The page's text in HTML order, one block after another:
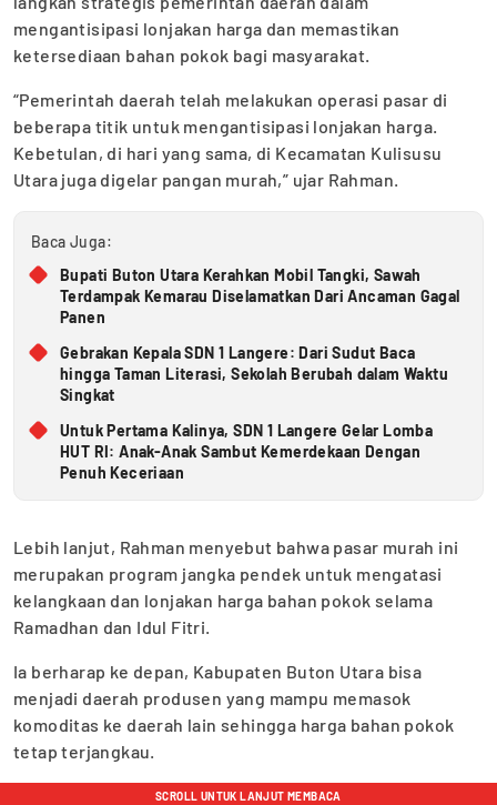
mengantisipasi lonjakan harga dan memastikan
ketersediaan bahan pokok bagi masyarakat.
“Pemerintah daerah telah melakukan operasi pasar di
beberapa titik untuk mengantisipasi lonjakan harga.
Kebetulan, di hari yang sama, di Kecamatan Kulisusu
Utara juga digelar pangan murah,” ujar Rahman.
Baca Juga:
Bupati Buton Utara Kerahkan Mobil Tangki, Sawah
Terdampak Kemarau Diselamatkan Dari Ancaman Gagal
Panen
Gebrakan Kepala SDN 1 Langere: Dari Sudut Baca
hingga Taman Literasi, Sekolah Berubah dalam Waktu
Singkat
Untuk Pertama Kalinya, SDN 1 Langere Gelar Lomba
HUT RI: Anak-Anak Sambut Kemerdekaan Dengan
Penuh Keceriaan
Lebih lanjut, Rahman menyebut bahwa pasar murah ini
merupakan program jangka pendek untuk mengatasi
kelangkaan dan lonjakan harga bahan pokok selama
Ramadhan dan Idul Fitri.
Ia berharap ke depan, Kabupaten Buton Utara bisa
menjadi daerah produsen yang mampu memasok
komoditas ke daerah lain sehingga harga bahan pokok
tetap terjangkau.